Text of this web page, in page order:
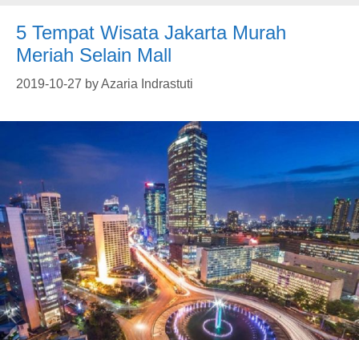
5 Tempat Wisata Jakarta Murah
Meriah Selain Mall
2019-10-27 byAzaria Indrastuti